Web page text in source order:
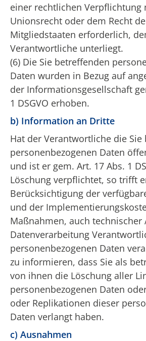
einer rechtlichen Verpflichtung
Unionsrecht oder dem Recht
Mitgliedstaaten erforderlich,
Verantwortliche unterliegt.
(6) Die Sie betreffenden
Daten wurden in Bezug auf
der Informationsgesellschaft
1 DSGVO erhoben.
b) Information an Dritte
Hat der Verantwortliche die Sie
personenbezogenen Daten
und ist er gem. Art. 17 Abs. 1
Löschung verpflichtet, so trifft
Berücksichtigung der
und der
Maßnahmen, auch
Datenverarbeitung
personenbezogenen Daten
zu informieren, dass Sie als
von ihnen die Löschung aller
personenbezogenen Daten
oder Replikationen dieser
Daten verlangt haben.
c) Ausnahmen